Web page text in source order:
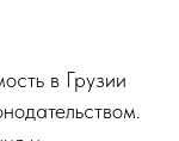
в Грузии